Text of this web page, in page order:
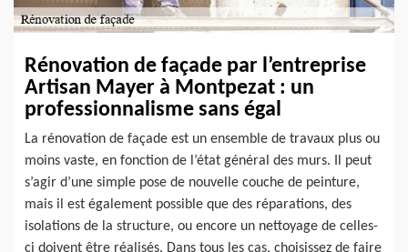
Rénovation de façade par l’entreprise
Artisan Mayer à Montpezat : un
professionnalisme sans égal
La rénovation de façade est un ensemble de travaux plus ou
moins vaste, en fonction de l’état général des murs. Il peut
s’agir d’une simple pose de nouvelle couche de peinture,
mais il est également possible que des réparations, des
isolations de la structure, ou encore un nettoyage de celles-
ci doivent être réalisés. Dans tous les cas, choisissez de faire